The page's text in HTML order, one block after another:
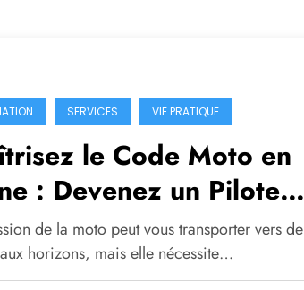
SERVICES VIE PRATIQUE
le Code Moto en
: Devenez un Pilote
de la moto peut vous transporter vers de
horizons, mais elle nécessite…